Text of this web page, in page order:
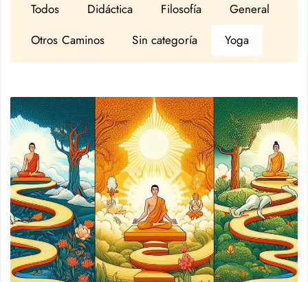
Todos Didáctica Filosofía
General
Otros Caminos
Sin categoría Yoga